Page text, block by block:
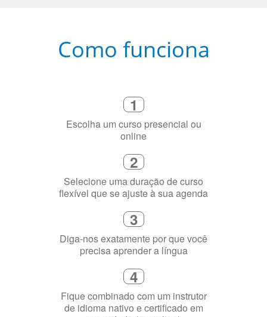
1
Escolha um curso presencial ou
online
2
Selecione uma duração de curso
flexível que se ajuste à sua agenda
3
Diga-nos exatamente por que você
precisa aprender a língua
4